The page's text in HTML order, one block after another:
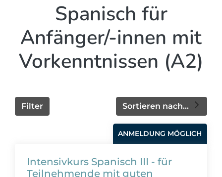
Spanisch für
Anfänger/-innen mit
Vorkenntnissen (A2)
Sortieren nach...
Filter
ANMELDUNG MÖGLICH
Intensivkurs Spanisch III - für
Teilnehmende mit guten